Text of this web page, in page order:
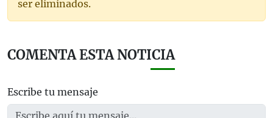
ser eliminados.
COMENTA ESTA NOTICIA
Escribe tu mensaje